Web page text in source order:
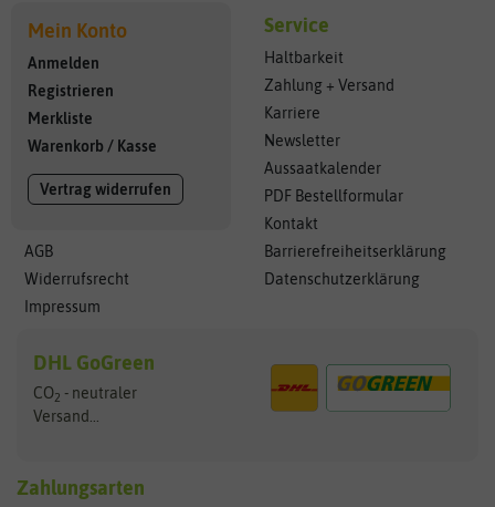
Mein Konto
Anmelden
Registrieren
Merkliste
Warenkorb / Kasse
Vertrag widerrufen
AGB
Widerrufsrecht
Impressum
Service
Haltbarkeit
Zahlung + Versand
Karriere
Newsletter
Aussaatkalender
PDF Bestellformular
Kontakt
Barrierefreiheitserklärung
Datenschutzerklärung
DHL GoGreen
CO2 - neutraler
Versand...
Zahlungsarten